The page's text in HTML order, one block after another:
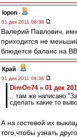
lopon -
01 дек 2011 08:38
Валерий Павлович,
приходится не
блюдется баланс на
Край -
01 дек 2011 08:36
DimOn74 » 01 дек
.. там же написано
сделать какие то
А на гостевой их
того,чтобы узнать